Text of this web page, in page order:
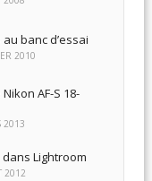
banc d’essai
2010
AF-S 18-
2013
Lightroom
2012